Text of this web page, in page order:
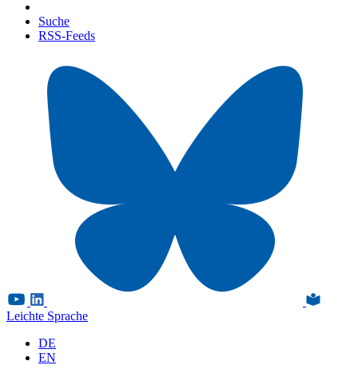
Suche
RSS-Feeds
Leichte Sprache
DE
EN